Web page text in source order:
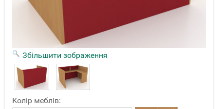
Збільшити зображення
Колір меблів: